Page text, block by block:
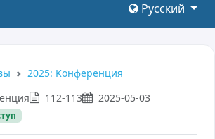
Русский
2025: Kонференция
112-113 2025-05-03